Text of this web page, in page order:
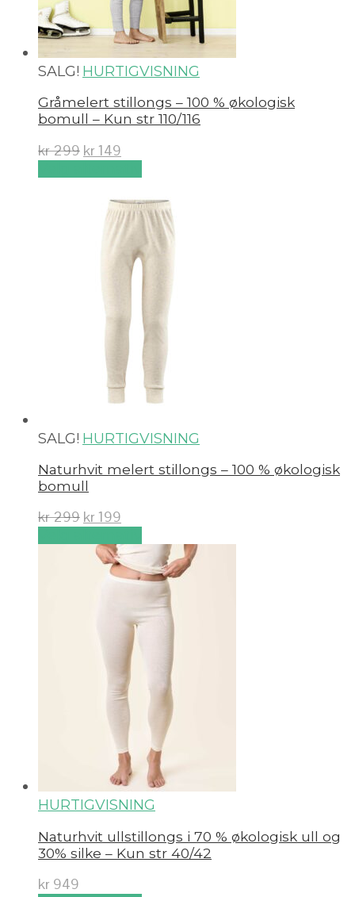
SALG! HURTIGVISNING
Gråmelert stillongs – 100 % økologisk
bomull – Kun str 110/116
kr299 kr 149
SALG! HURTIGVISNING
Naturhvit melert stillongs – 100 % økologisk
bomull
kr299 kr 199
HURTIGVISNING
Naturhvit ullstillongs i 70 % økologisk ull og
30% silke – Kun str 40/42
kr 949